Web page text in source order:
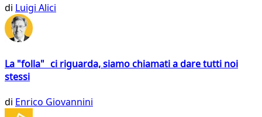
di Luigi Alici
La "folla" ci riguarda, siamo chiamati a dare tutti noi
stessi
di Enrico Giovannini